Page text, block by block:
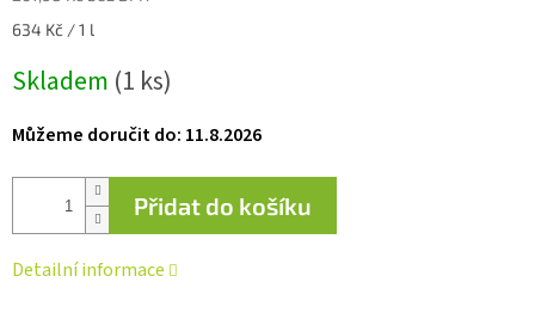
Měrná
634 Kč / 1 l
Skladem (1 ks)
Můžeme doručit do: 11.8.2026
Přidat do košíku
Detailní informace